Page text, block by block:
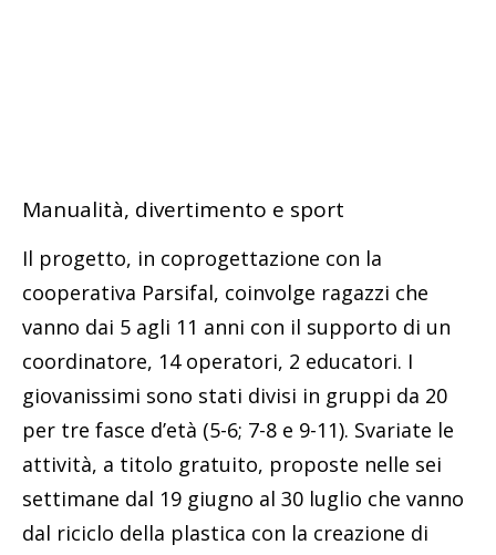
Manualità, divertimento e sport
Il progetto, in coprogettazione con la
cooperativa Parsifal, coinvolge ragazzi che
vanno dai 5 agli 11 anni con il supporto di un
coordinatore, 14 operatori, 2 educatori. I
giovanissimi sono stati divisi in gruppi da 20
per tre fasce d’età (5-6; 7-8 e 9-11). Svariate le
attività, a titolo gratuito, proposte nelle sei
settimane dal 19 giugno al 30 luglio che vanno
dal riciclo della plastica con la creazione di